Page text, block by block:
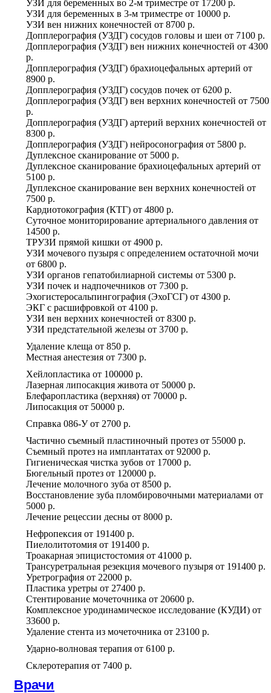
УЗИ для беременных во 2-м триместре от 17200 р.
УЗИ для беременных в 3-м триместре от 10000 р.
УЗИ вен нижних конечностей от 8700 р.
Допплерография (УЗДГ) сосудов головы и шеи от 7100 р.
Допплерография (УЗДГ) вен нижних конечностей от 4300
р.
Допплерография (УЗДГ) брахиоцефальных артерий от
8900 р.
Допплерография (УЗДГ) сосудов почек от 6200 р.
Допплерография (УЗДГ) вен верхних конечностей от 7500
р.
Допплерография (УЗДГ) артерий верхних конечностей от
8300 р.
Допплерография (УЗДГ) нейросонография от 5800 р.
Дуплексное сканирование от 5000 р.
Дуплексное сканирование брахиоцефальных артерий от
5100 р.
Дуплексное сканирование вен верхних конечностей от
7500 р.
Кардиотокография (КТГ) от 4800 р.
Суточное мониторирование артериального давления от
14500 р.
ТРУЗИ прямой кишки от 4900 р.
УЗИ мочевого пузыря с определением остаточной мочи
от 6800 р.
УЗИ органов гепатобилиарной системы от 5300 р.
УЗИ почек и надпочечников от 7300 р.
Эхогистеросальпингография (ЭхоГСГ) от 4300 р.
ЭКГ с расшифровкой от 4100 р.
УЗИ вен верхних конечностей от 8300 р.
УЗИ предстательной железы от 3700 р.
Удаление клеща от 850 р.
Местная анестезия от 7300 р.
Хейлопластика от 100000 р.
Лазерная липосакция живота от 50000 р.
Блефаропластика (верхняя) от 70000 р.
Липосакция от 50000 р.
Справка 086-Уот 2700 р.
Частично съемный пластиночный протез от 55000 р.
Съемный протез на имплантатах от 92000 р.
Гигиеническая чистка зубов от 17000 р.
Бюгельный протез от 120000 р.
Лечение молочного зуба от 8500 р.
Восстановление зуба пломбировочными материалами от
5000 р.
Лечение рецессии десны от 8000 р.
Нефропексия от 191400 р.
Пиелолитотомия от 191400 р.
Троакарная эпицистостомия от 41000 р.
Трансуретральная резекция мочевого пузыря от 191400 р.
Уретрография от 22000 р.
Пластика уретры от 27400 р.
Стентирование мочеточника от 20600 р.
Комплексное уродинамическое исследование (КУДИ) от
33600 р.
Удаление стента из мочеточника от 23100 р.
Ударно-волновая терапия от 6100 р.
Склеротерапия от 7400 р.
Врачи